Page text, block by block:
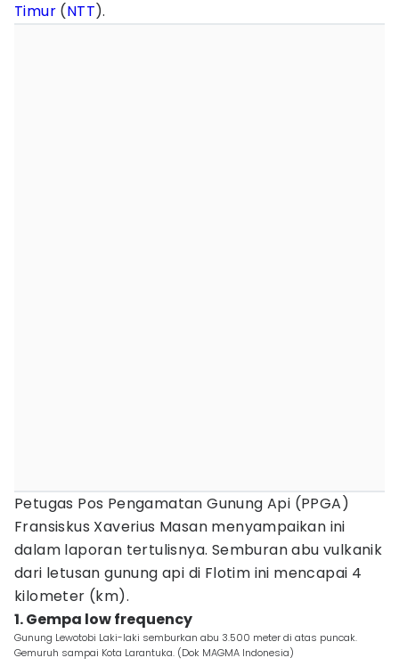
Timur (NTT).
Petugas Pos Pengamatan Gunung Api (PPGA)
Fransiskus Xaverius Masan menyampaikan ini
dalam laporan tertulisnya. Semburan abu vulkanik
dari letusan gunung api di Flotim ini mencapai 4
kilometer (km).
1. Gempa low frequency
Gunung Lewotobi Laki-laki semburkan abu 3.500 meter di atas puncak.
Gemuruh sampai Kota Larantuka. (Dok MAGMA Indonesia)